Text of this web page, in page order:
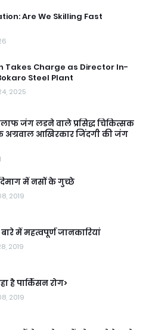
Are We Skilling Fast
Takes Charge as Director In-
Steel Plant
2025
जंग लडने वाले प्रसिद्ध चिकित्सक
के अग्रवाल आखिरकार जिंदगी की जंग
में नसों के गुच्छे
2019
में महत्वपूर्ण जानकारियां
2019
है पार्किंसन रोग>
2019